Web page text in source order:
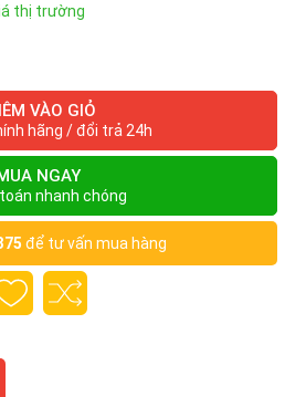
thị trường
VÀO GIỎ
hãng / đổi trả 24h
NGAY
nhanh chóng
để tư vấn mua hàng